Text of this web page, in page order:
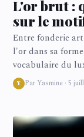
L'or brut :
sur le
Entre fonderie
l'or dans sa
vocabulaire du
Y Par Yasmine · 5